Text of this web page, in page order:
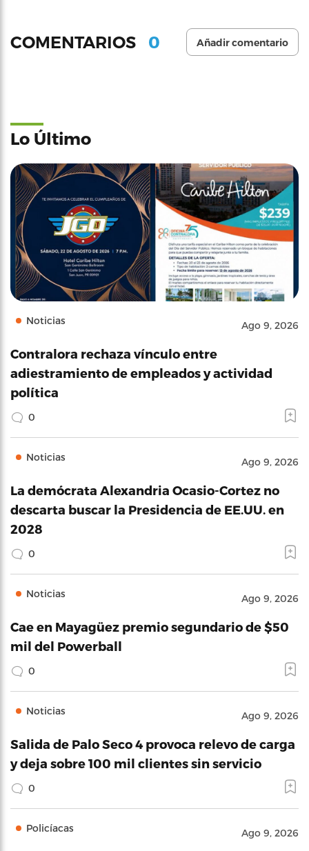
COMENTARIOS 0 Añadir comentario
Lo Último
Noticias Ago 9, 2026
Contralora rechaza vínculo entre
adiestramiento de empleados y actividad
política
0
Noticias Ago 9, 2026
La demócrata Alexandria Ocasio-Cortez no
descarta buscar la Presidencia de EE.UU. en
2028
0
Noticias Ago 9, 2026
Cae en Mayagüez premio segundario de $50
mil del Powerball
0
Noticias Ago 9, 2026
Salida de Palo Seco 4 provoca relevo de carga
y deja sobre 100 mil clientes sin servicio
0
Policíacas Ago 9, 2026